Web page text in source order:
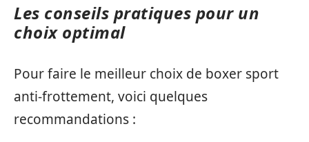
Les conseils pratiques pour un
choix optimal
Pour faire le meilleur choix de boxer sport
anti-frottement, voici quelques
recommandations :